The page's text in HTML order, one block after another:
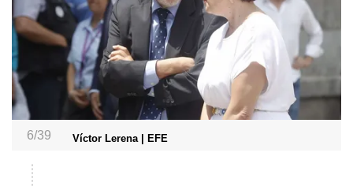
6/39 Víctor Lerena | EFE